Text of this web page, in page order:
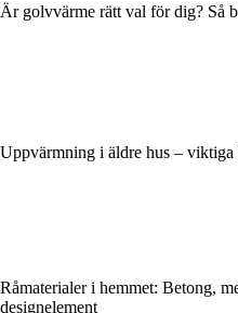
Är golvvärme rätt val för dig? Så
Uppvärmning i äldre hus –
Råmaterialer i hemmet: Betong,
designelement